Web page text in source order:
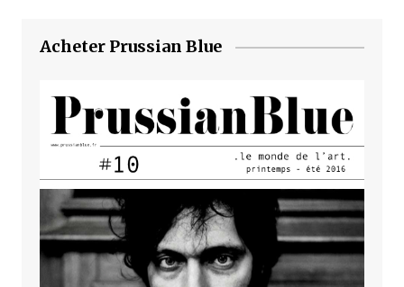
Acheter Prussian Blue